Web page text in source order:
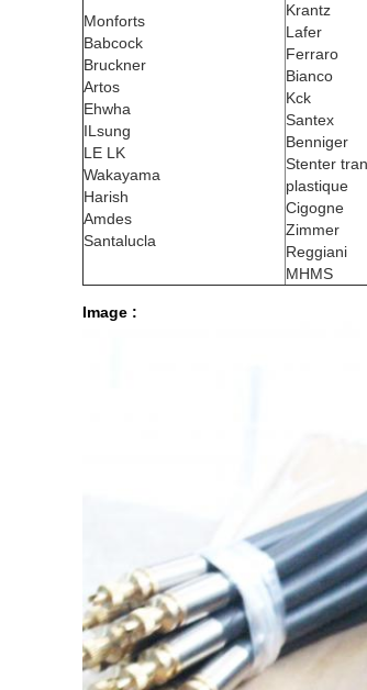
Monforts
Babcock
Bruckner
Artos
Ehwha
ILsung
LE LK
Wakayama
Harish
Amdes
Santalucla
Krantz
Lafer
Ferraro
Bianco
Kck
Santex
Benniger
Stenter
plastique
Cigogne
Zimmer
Reggiani
MHMS
Image :